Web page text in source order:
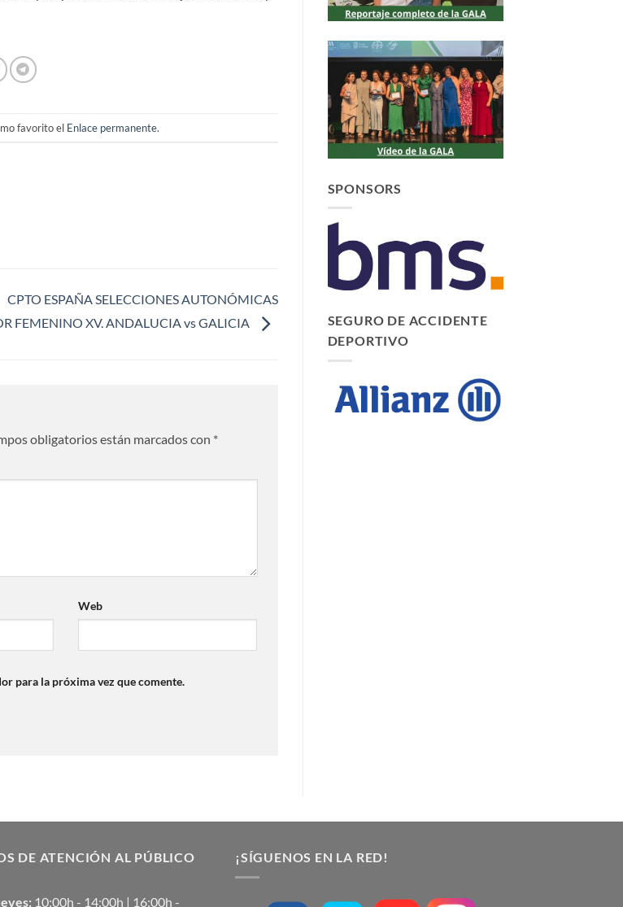
favorito el Enlace permanente.
CPTO ESPAÑA SELECCIONES AUTONÓMICAS
FEMENINO XV. ANDALUCIA vs GALICIA
obligatorios están marcados con *
Web
para la próxima vez que comente.
SPONSORS
SEGURO DE ACCIDENTE
DEPORTIVO
DE ATENCIÓN AL PÚBLICO
10:00h - 14:00h | 16:00h -
¡SÍGUENOS EN LA RED!